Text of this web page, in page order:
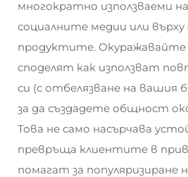
многократно използваеми
социалните медии или
продуктите.
споделят как използват
си (с отбелязване на вашия
за да създадете общност
Това не само насърчава
превръща клиентите в
помагат за популяризиране